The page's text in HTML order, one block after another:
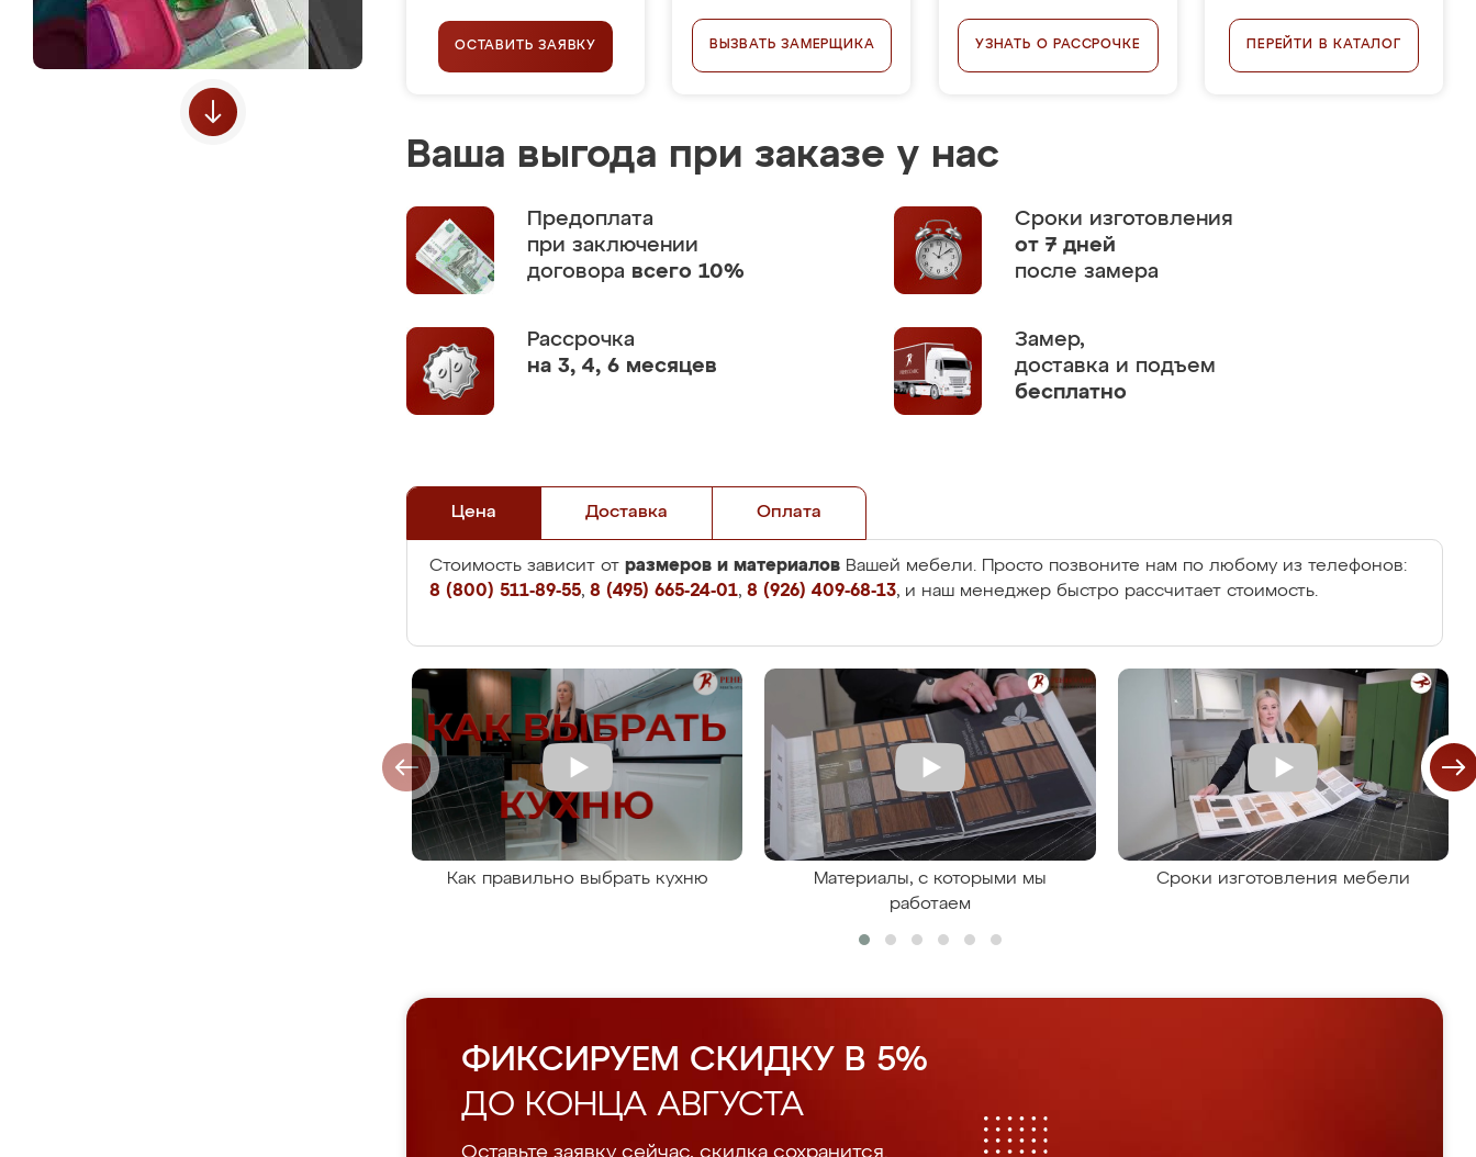
ОСТАВИТЬ ЗАЯВКУ ВЫЗВАТЬ ЗАМЕРЩИКА УЗНАТЬ О РАССРОЧКЕ ПЕРЕЙТИ В КАТАЛОГ
Ваша выгода при заказе у нас
Предоплата
при заключении
договора всего 10%
Сроки изготовления
от 7 дней
после замера
Рассрочка
на 3, 4, 6 месяцев
Замер,
доставка и подъем
бесплатно
Цена Доставка Оплата
Стоимость зависит от размеров и материалов Вашей мебели. Просто позвоните нам по любому из телефонов:
8 (800) 511-89-55, 8 (495) 665-24-01, 8 (926) 409-68-13, и наш менеджер быстро рассчитает стоимость.
Как правильно выбрать кухню
Материалы, с которыми мы
работаем
Сроки изготовления мебели
ФИКСИРУЕМ СКИДКУ В 5%
ДО КОНЦА АВГУСТА
Оставьте заявку сейчас, скидка сохранится.